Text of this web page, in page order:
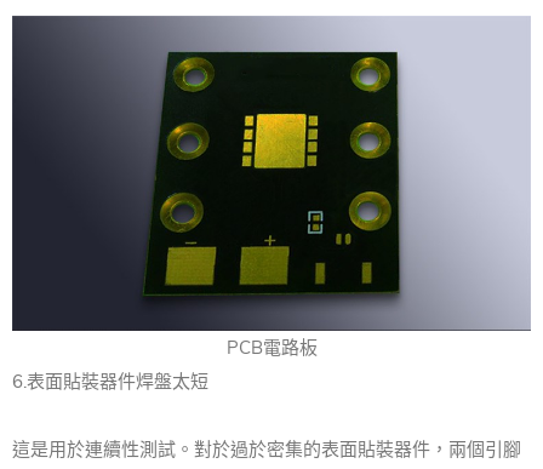
PCB電路板
6.表面貼裝器件焊盤太短
這是用於連續性測試。對於過於密集的表面貼裝器件，兩個引腳